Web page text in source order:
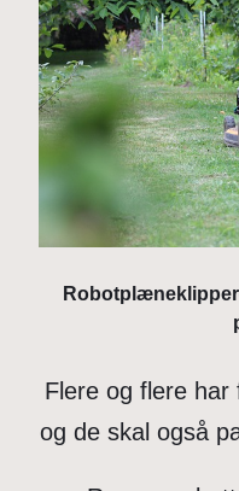
Flere og flere
og de skal også